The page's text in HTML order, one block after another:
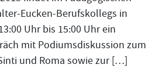
Eucken-Berufskollegs in
Uhr bis 15:00 Uhr ein
mit Podiumsdiskussion zum
und Roma sowie zur […]